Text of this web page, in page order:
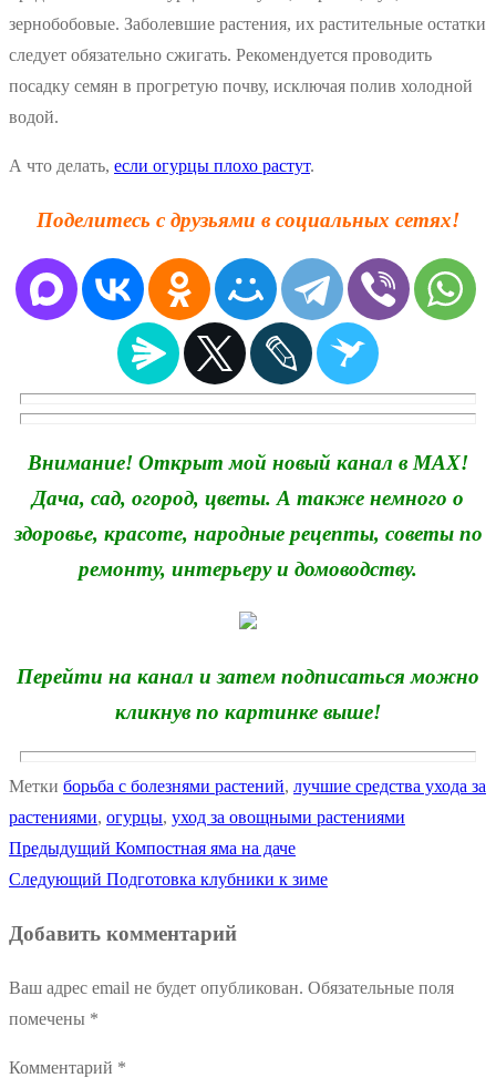
зернобобовые. Заболевшие растения, их растительные остатки
следует обязательно сжигать. Рекомендуется проводить
посадку семян в прогретую почву, исключая полив холодной
водой.
А что делать, если огурцы плохо растут.
Поделитесь с друзьями в социальных сетях!
Внимание! Открыт мой новый канал в MAX!
Дача, сад, огород, цветы. А также немного о
здоровье, красоте, народные рецепты, советы по
ремонту, интерьеру и домоводству.
Перейти на канал и затем подписаться можно
кликнув по картинке выше!
Метки борьба с болезнями растений, лучшие средства ухода за
растениями, огурцы, уход за овощными растениями
Навигация
записям
Предыдущий Предыдущая
запись:
Компостная яма на даче
Следующий Следующая
Подготовка клубники к зиме
Добавить комментарий
Ваш адрес email не будет опубликован. Обязательные поля
помечены *
Комментарий *